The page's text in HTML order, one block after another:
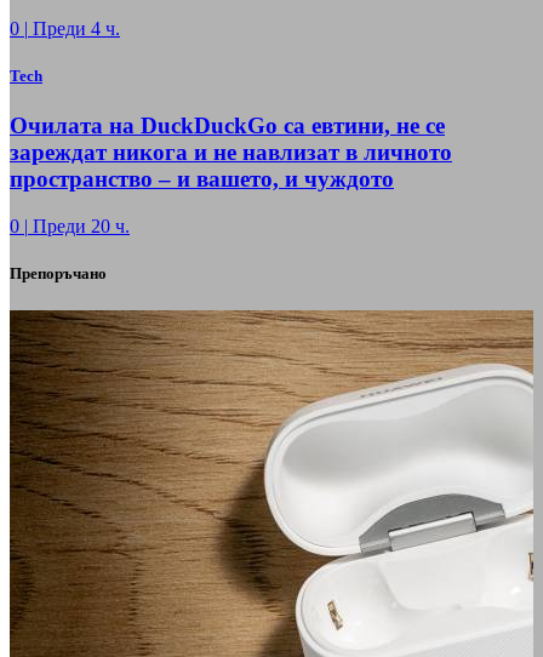
0 | Преди 4 ч.
Tech
Очилата на DuckDuckGo са евтини, не се
зареждат никога и не навлизат в личното
пространство – и вашето, и чуждото
0 | Преди 20 ч.
Препоръчано